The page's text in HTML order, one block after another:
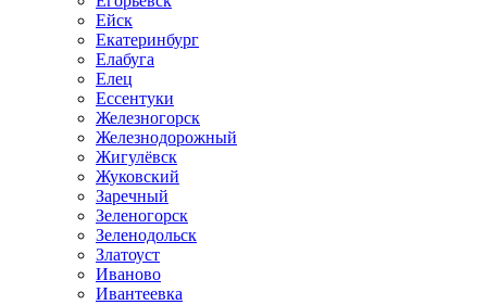
Ейск
Екатеринбург
Елабуга
Елец
Ессентуки
Железногорск
Железнодорожный
Жигулёвск
Жуковский
Заречный
Зеленогорск
Зеленодольск
Златоуст
Иваново
Ивантеевка